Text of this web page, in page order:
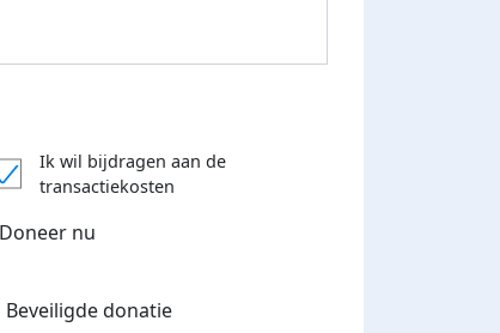
Ik wil bijdragen aan de
transactiekosten
Doneer nu